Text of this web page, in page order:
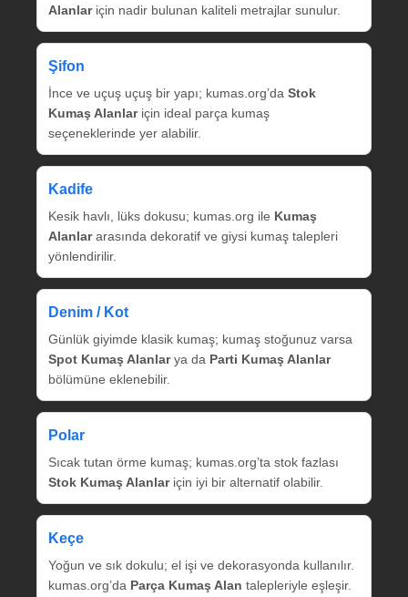
Alanlariçin nadir bulunan kaliteli metrajlar sunulur.
Şifon
İnce ve uçuş uçuş bir yapı; kumas.org’da Stok
Kumaş Alanlariçin ideal parça kumaş
seçeneklerinde yer alabilir.
Kadife
Kesik havlı, lüks dokusu; kumas.org ile Kumaş
Alanlararasında dekoratif ve giysi kumaş talepleri
yönlendirilir.
Denim / Kot
Günlük giyimde klasik kumaş; kumaş stoğunuz varsa
Spot Kumaş Alanlarya da Parti Kumaş Alanlar
bölümüne eklenebilir.
Polar
Sıcak tutan örme kumaş; kumas.org’ta stok fazlası
Stok Kumaş Alanlariçin iyi bir alternatif olabilir.
Keçe
Yoğun ve sık dokulu; el işi ve dekorasyonda kullanılır.
kumas.org’da Parça Kumaş Alan talepleriyle eşleşir.